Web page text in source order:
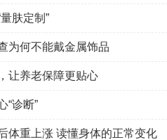
肤定制”
为何不能戴金属饰品
让养老保障更贴心
“诊断”
体重上涨 读懂身体的正常变化